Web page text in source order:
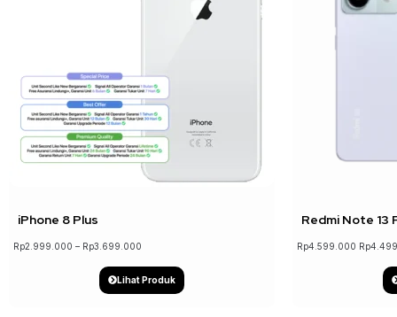
iPhone 8 Plus
Rp2.999.000 – Rp3.699.000
Lihat Produk
Redmi Note 13
Rp4.599.000 Rp